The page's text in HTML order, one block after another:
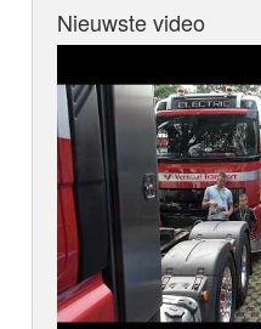
Nieuwste video